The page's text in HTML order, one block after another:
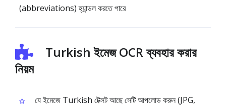
(abbreviations) হ্যান্ডল করতে পারে
Turkish ইমেজ OCR ব্যবহার করার
নিয়ম
যে ইমেজে Turkish টেক্সট আছে সেটি আপলোড করুন (JPG,